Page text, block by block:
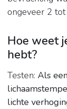
ongeveer 2
Hoe weet
hebt?
Testen: Als
lichte